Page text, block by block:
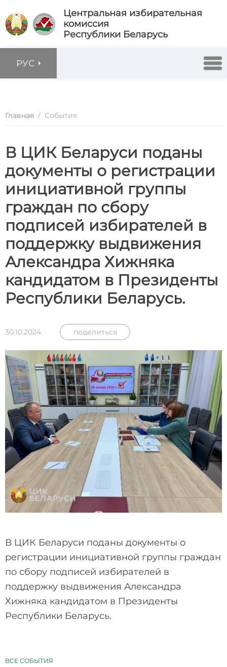
Центральная избирательная
комиссия
Республики Беларусь
РУС
Главная / События
В ЦИК Беларуси поданы
документы о регистрации
инициативной группы
граждан по сбору
подписей избирателей в
поддержку выдвижения
Александра Хижняка
кандидатом в Президенты
Республики Беларусь.
30.10.2024 поделиться
В ЦИК Беларуси поданы документы о
регистрации инициативной группы граждан
по сбору подписей избирателей в
поддержку выдвижения Александра
Хижняка кандидатом в Президенты
Республики Беларусь.
ВСЕ СОБЫТИЯ